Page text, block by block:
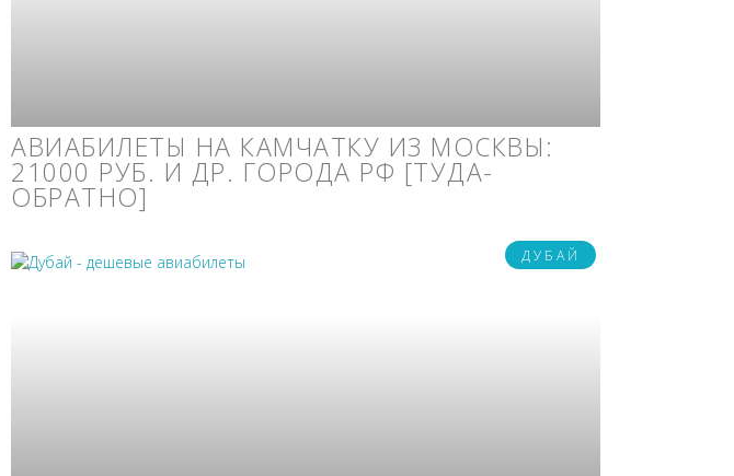
АВИАБИЛЕТЫ НА КАМЧАТКУ ИЗ МОСКВЫ:
21000 РУБ. И ДР. ГОРОДА РФ [ТУДА-
ОБРАТНО]
ДУБАЙ